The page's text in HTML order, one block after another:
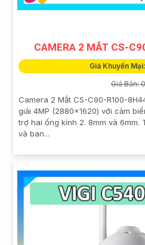
CAMERA 2 MẮT CS-
Giá Khuyến
Giá Bán:
Camera 2 Mắt CS-C90-R100-
giải 4MP (2880x1620) với cảm
trợ hai ống kính 2. 8mm và 6mm.
và ban...